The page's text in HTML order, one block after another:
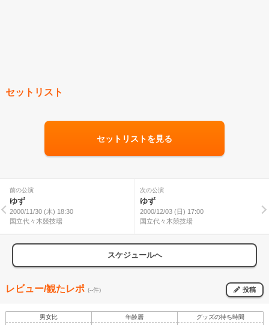
セットリスト
セットリストを見る
前の公演
ゆず
2000/11/30 (木) 18:30
国立代々木競技場
次の公演
ゆず
2000/12/03 (日) 17:00
国立代々木競技場
スケジュールへ
レビュー/観たレポ (--件) 投稿
男女比 年齢層 グッズの待ち時間